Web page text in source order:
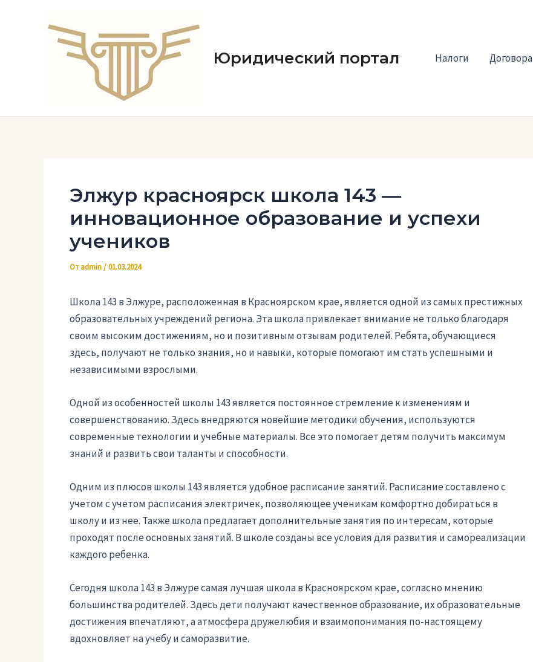
содержимому
Юридический портал Налоги Договора
Элжур красноярск школа 143 —
инновационное образование и успехи
учеников
Отadmin/01.03.2024
Школа 143 в Элжуре, расположенная в Красноярском крае, является одной из самых престижных
образовательных учреждений региона. Эта школа привлекает внимание не только благодаря
своим высоким достижениям, но и позитивным отзывам родителей. Ребята, обучающиеся
здесь, получают не только знания, но и навыки, которые помогают им стать успешными и
независимыми взрослыми.
Одной из особенностей школы 143 является постоянное стремление к изменениям и
совершенствованию. Здесь внедряются новейшие методики обучения, используются
современные технологии и учебные материалы. Все это помогает детям получить максимум
знаний и развить свои таланты и способности.
Одним из плюсов школы 143 является удобное расписание занятий. Расписание составлено с
учетом с учетом расписания электричек, позволяющее ученикам комфортно добираться в
школу и из нее. Также школа предлагает дополнительные занятия по интересам, которые
проходят после основных занятий. В школе созданы все условия для развития и самореализации
каждого ребенка.
Сегодня школа 143 в Элжуре самая лучшая школа в Красноярском крае, согласно мнению
большинства родителей. Здесь дети получают качественное образование, их образовательные
достижения впечатляют, а атмосфера дружелюбия и взаимопонимания по-настоящему
вдохновляет на учебу и саморазвитие.